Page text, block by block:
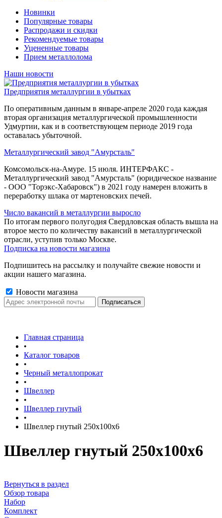
Новинки
Популярные товары
Распродажи и скидки
Рекомендуемые товары
Уцененные товары
Прием металлолома
Наши новости
Предприятия металлургии в убытках
По оперативным данным в январе-апреле 2020 года каждая
вторая организация металлургической промышленности
Удмуртии, как и в соответствующем периоде 2019 года
оставалась убыточной.
Металлургический завод "Амурсталь"
Комсомольск-на-Амуре. 15 июля. ИНТЕРФАКС -
Металлургический завод "Амурсталь" (юридическое название
- ООО "Торэкс-Хабаровск") в 2021 году намерен вложить в
переработку шлака от мартеновских печей.
Число вакансий в металлургии выросло
По итогам первого полугодия Свердловская область вышла на
второе место по количеству вакансий в металлургической
отрасли, уступив только Москве.
Подписка на новости магазина
Подпишитесь на рассылку и получайте свежие новости и
акции нашего магазина.
Новости магазина
Главная страница
•
Каталог товаров
•
Черный металлопрокат
•
Швеллер
•
Швеллер гнутый
•
Швеллер гнутый 250х100х6
Швеллер гнутый 250х100х6
Вернуться в раздел
Обзор товара
Набор
Комплект